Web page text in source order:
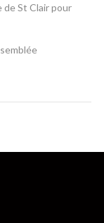
de St Clair pour